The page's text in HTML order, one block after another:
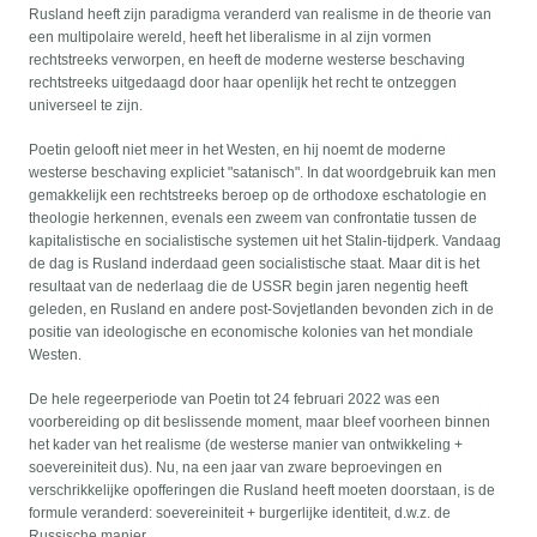
Rusland heeft zijn paradigma veranderd van realisme in de theorie van
een multipolaire wereld, heeft het liberalisme in al zijn vormen
rechtstreeks verworpen, en heeft de moderne westerse beschaving
rechtstreeks uitgedaagd door haar openlijk het recht te ontzeggen
universeel te zijn.
Poetin gelooft niet meer in het Westen, en hij noemt de moderne
westerse beschaving expliciet "satanisch". In dat woordgebruik kan men
gemakkelijk een rechtstreeks beroep op de orthodoxe eschatologie en
theologie herkennen, evenals een zweem van confrontatie tussen de
kapitalistische en socialistische systemen uit het Stalin-tijdperk. Vandaag
de dag is Rusland inderdaad geen socialistische staat. Maar dit is het
resultaat van de nederlaag die de USSR begin jaren negentig heeft
geleden, en Rusland en andere post-Sovjetlanden bevonden zich in de
positie van ideologische en economische kolonies van het mondiale
Westen.
De hele regeerperiode van Poetin tot 24 februari 2022 was een
voorbereiding op dit beslissende moment, maar bleef voorheen binnen
het kader van het realisme (de westerse manier van ontwikkeling +
soevereiniteit dus). Nu, na een jaar van zware beproevingen en
verschrikkelijke opofferingen die Rusland heeft moeten doorstaan, is de
formule veranderd: soevereiniteit + burgerlijke identiteit, d.w.z. de